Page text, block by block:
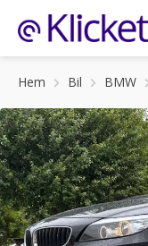
Hem Bil BMW